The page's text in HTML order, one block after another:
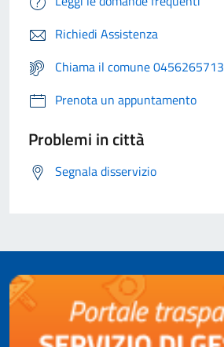
Richiedi Assistenza
Chiama il comune 0456265713
Prenota un appuntamento
Problemi in città
Segnala disservizio